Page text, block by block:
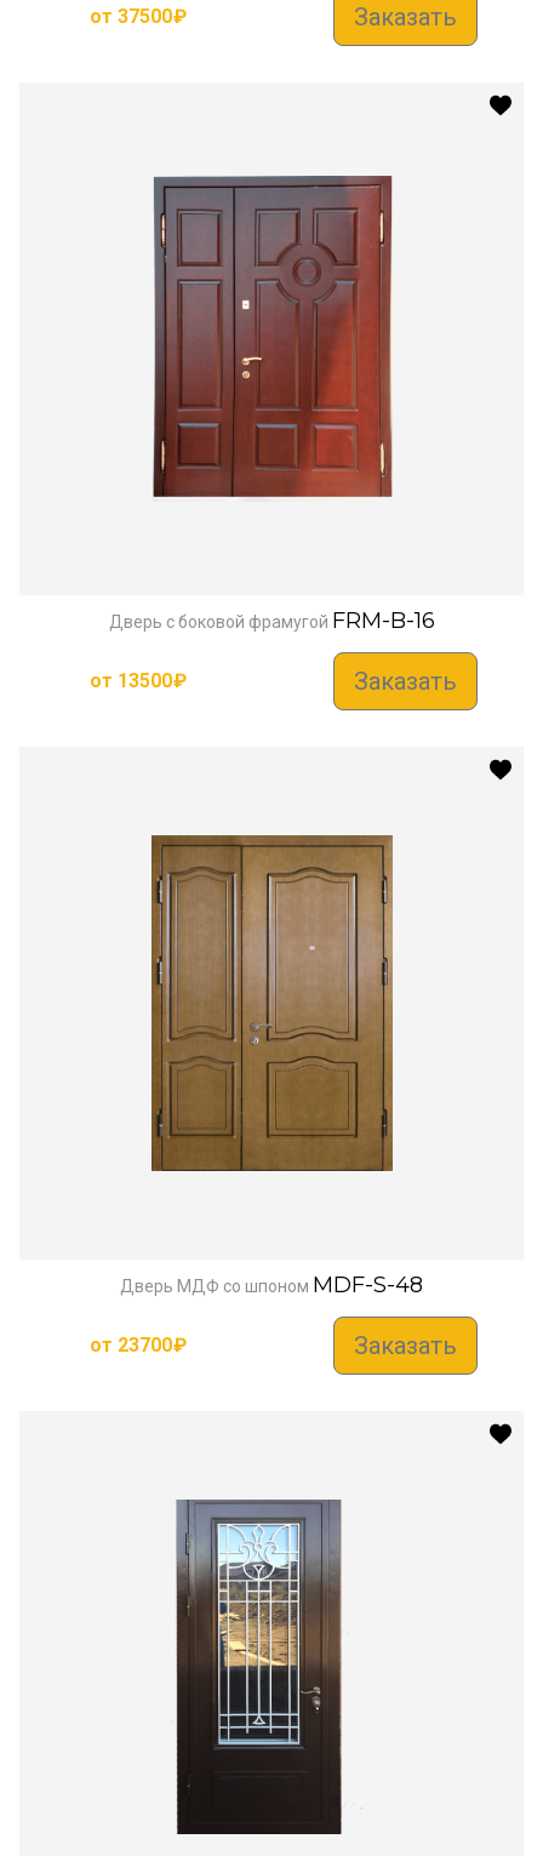
от 37500₽ Заказать
Дверь с боковой фрамугой FRM-B-16
от 13500₽ Заказать
Дверь МДФ со шпоном MDF-S-48
от 23700₽ Заказать